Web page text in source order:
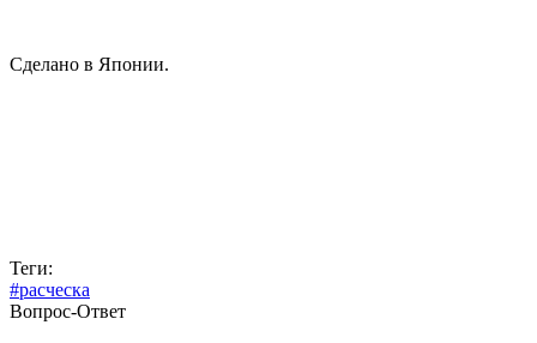
Сделано в Японии.
Теги:
#расческа
Вопрос-Ответ